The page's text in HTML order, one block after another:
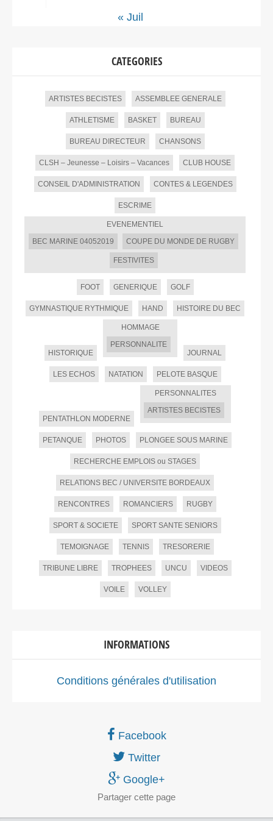
« Juil
CATEGORIES
ARTISTES BECISTES ASSEMBLEE GENERALE
ATHLETISME BASKET BUREAU
BUREAU DIRECTEUR CHANSONS
CLSH – Jeunesse – Loisirs – Vacances CLUB HOUSE
CONSEIL D'ADMINISTRATION CONTES & LEGENDES
ESCRIME
EVENEMENTIEL
BEC MARINE 04052019
COUPE DU MONDE DE RUGBY
FESTIVITES
FOOT GENERIQUE GOLF
GYMNASTIQUE RYTHMIQUE HAND HISTOIRE DU BEC
HISTORIQUE
HOMMAGE
PERSONNALITE
JOURNAL
LES ECHOS NATATION PELOTE BASQUE
PENTATHLON MODERNE
PERSONNALITES
ARTISTES BECISTES
PETANQUE PHOTOS PLONGEE SOUS MARINE
RECHERCHE EMPLOIS ou STAGES
RELATIONS BEC / UNIVERSITE BORDEAUX
RENCONTRES ROMANCIERS RUGBY
SPORT & SOCIETE SPORT SANTE SENIORS
TEMOIGNAGE TENNIS TRESORERIE
TRIBUNE LIBRE TROPHEES UNCU VIDEOS
VOILE VOLLEY
INFORMATIONS
Conditions générales d'utilisation
Facebook
Twitter
Google+
Partager cette page